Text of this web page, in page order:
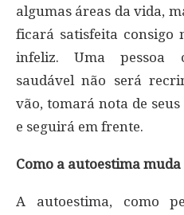
algumas áreas da vida,
ficará satisfeita consigo
infeliz. Uma pessoa
saudável não será
vão, tomará nota de
e seguirá em frente.
Como a autoestima muda
A autoestima, como